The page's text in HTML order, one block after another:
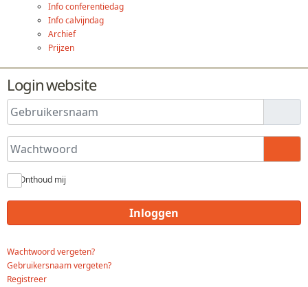
Info conferentiedag
Info calvijndag
Archief
Prijzen
Login website
Gebruikersnaam
Wachtwoord
Onthoud mij
Inloggen
Wachtwoord vergeten?
Gebruikersnaam vergeten?
Registreer